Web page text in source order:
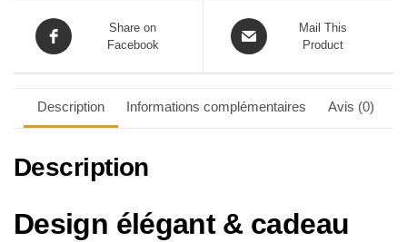
Share on
Facebook
Mail This
Product
Description Informations complémentaires Avis (0)
Description
Design élégant & cadeau